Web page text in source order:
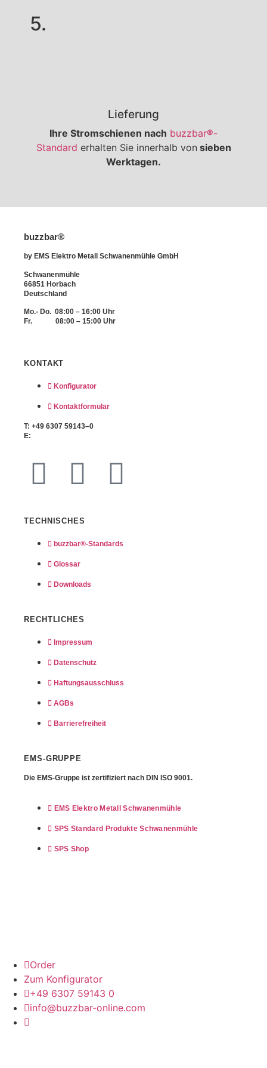
5.
Lieferung
Ihre Stromschienen nach buzzbar®-
Standard erhalten Sie innerhalb von sieben
Werktagen.
buzzbar®
by EMS Elektro Metall Schwanenmühle GmbH
Schwanenmühle
66851 Horbach
Deutschland
Mo.- Do. 08:00 – 16:00 Uhr
Fr. 08:00 – 15:00 Uhr
KONTAKT
Konfigurator
Kontaktformular
T: +49 6307 59143–0
E:
TECHNISCHES
buzzbar®-Standards
Glossar
Downloads
RECHTLICHES
Impressum
Datenschutz
Haftungsausschluss
AGBs
Barrierefreiheit
EMS-GRUPPE
Die EMS-Gruppe ist zertifiziert nach DIN ISO 9001.
EMS Elektro Metall Schwanenmühle
SPS Standard Produkte Schwanenmühle
SPS Shop
Order
Zum Konfigurator
+49 6307 59143 0
info@buzzbar-online.com